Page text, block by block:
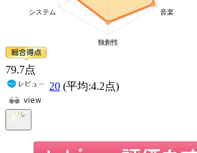
79.7点
20 (平均:4.2点)